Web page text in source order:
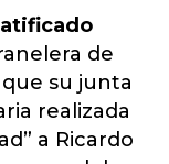
de
su junta
realizada
a Ricardo